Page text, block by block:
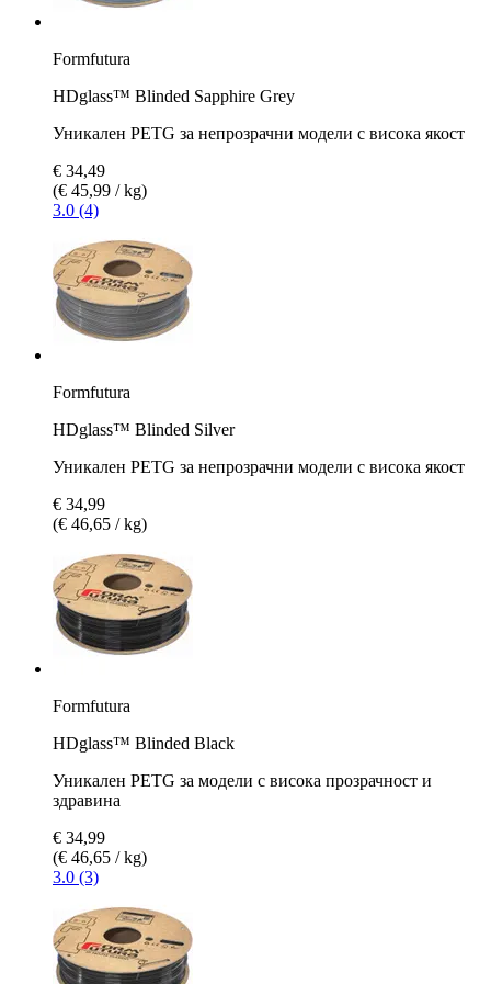
Formfutura
HDglass™ Blinded Sapphire Grey
Уникален PETG за непрозрачни модели с висока якост
€ 34,49
(€ 45,99 / kg)
3.0 (4)
Formfutura
HDglass™ Blinded Silver
Уникален PETG за непрозрачни модели с висока якост
€ 34,99
(€ 46,65 / kg)
Formfutura
HDglass™ Blinded Black
Уникален PETG за модели с висока прозрачност и
здравина
€ 34,99
(€ 46,65 / kg)
3.0 (3)